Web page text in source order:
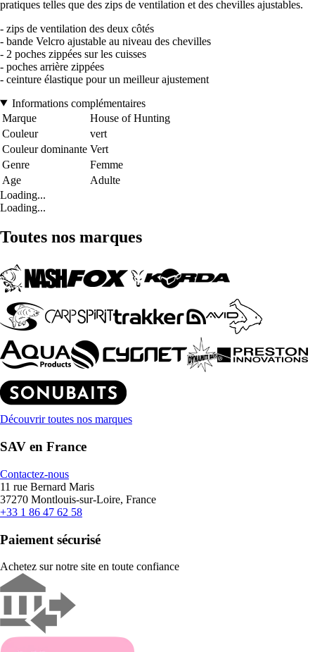
pratiques telles que des zips de ventilation et des chevilles ajustables.
- zips de ventilation des deux côtés
- bande Velcro ajustable au niveau des chevilles
- 2 poches zippées sur les cuisses
- poches arrière zippées
- ceinture élastique pour un meilleur ajustement
Informations complémentaires
Marque
House of Hunting
Couleur
vert
Couleur dominante Vert
Genre
Femme
Age
Adulte
Loading...
Loading...
Toutes nos marques
Découvrir toutes nos marques
SAV en France
Contactez-nous
11 rue Bernard Maris
37270 Montlouis-sur-Loire, France
+33 1 86 47 62 58
Paiement sécurisé
Achetez sur notre site en toute confiance